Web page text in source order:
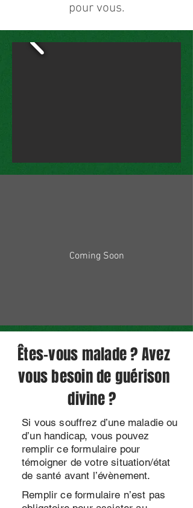
pour vous.
Coming Soon
Êtes-vous malade ? Avez
vous besoin de guérison
divine ?
Si vous souffrez d’une maladie ou
d’un handicap, vous pouvez
remplir ce formulaire pour
témoigner de votre situation/état
de santé avant l’évènement.
Remplir ce formulaire n’est pas